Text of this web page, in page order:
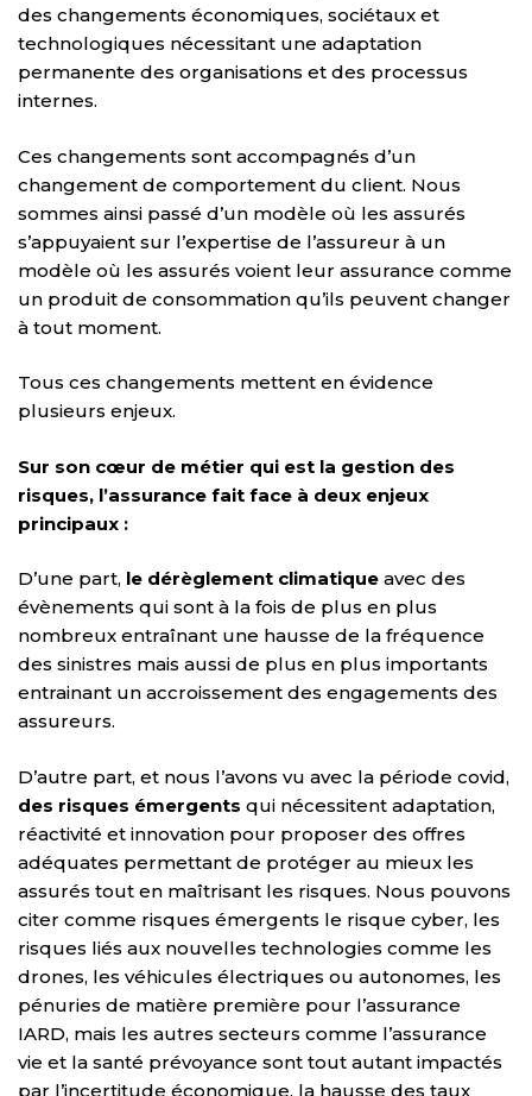
des changements économiques, sociétaux et
technologiques nécessitant une adaptation
permanente des organisations et des processus
internes.
Ces changements sont accompagnés d’un
changement de comportement du client. Nous
sommes ainsi passé d’un modèle où les assurés
s’appuyaient sur l’expertise de l’assureur à un
modèle où les assurés voient leur assurance comme
un produit de consommation qu’ils peuvent changer
à tout moment.
Tous ces changements mettent en évidence
plusieurs enjeux.
Sur son cœur de métier qui est la gestion des
risques, l’assurance fait face à deux enjeux
principaux :
D’une part, le dérèglement climatique avec des
évènements qui sont à la fois de plus en plus
nombreux entraînant une hausse de la fréquence
des sinistres mais aussi de plus en plus importants
entrainant un accroissement des engagements des
assureurs.
D’autre part, et nous l’avons vu avec la période covid,
des risques émergents qui nécessitent adaptation,
réactivité et innovation pour proposer des offres
adéquates permettant de protéger au mieux les
assurés tout en maîtrisant les risques. Nous pouvons
citer comme risques émergents le risque cyber, les
risques liés aux nouvelles technologies comme les
drones, les véhicules électriques ou autonomes, les
pénuries de matière première pour l’assurance
IARD, mais les autres secteurs comme l’assurance
vie et la santé prévoyance sont tout autant impactés
par l’incertitude économique, la hausse des taux